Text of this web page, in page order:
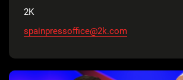
2K
spainpressoffice@2k.com